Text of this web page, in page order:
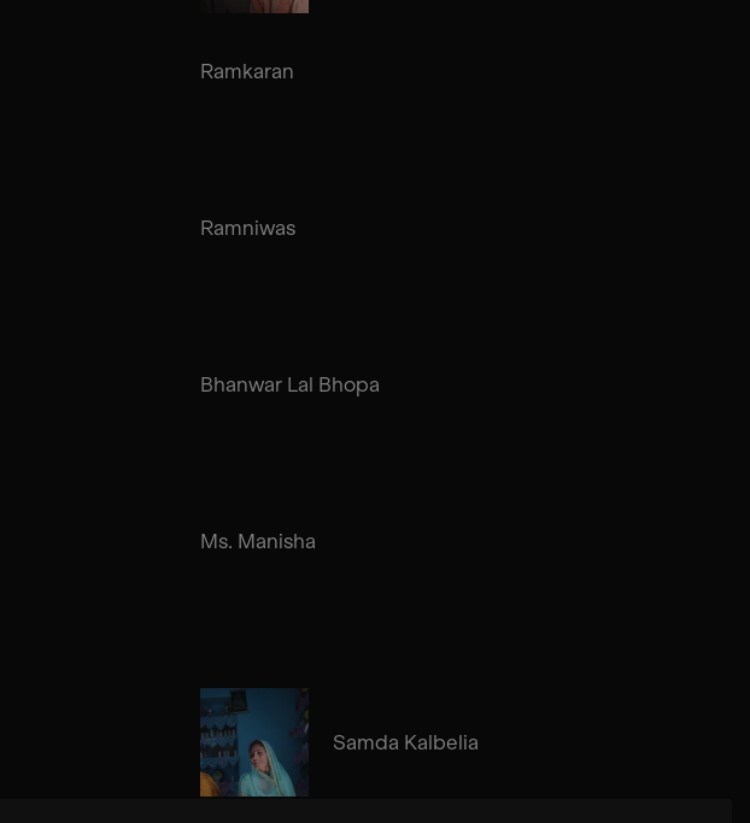
Ramkaran
Ramniwas
Bhanwar Lal Bhopa
Ms. Manisha
Samda Kalbelia